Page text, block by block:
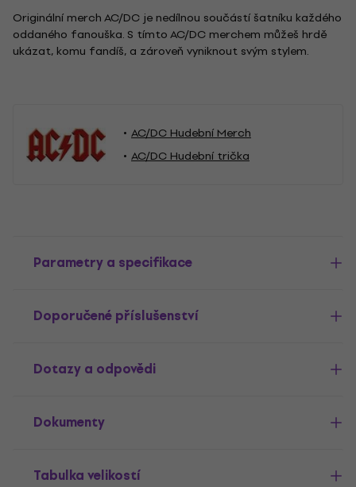
Originální merch AC/DC je nedílnou součástí šatníku každého
oddaného fanouška. S tímto AC/DC merchem můžeš hrdě
ukázat, komu fandíš, a zároveň vyniknout svým stylem.
AC/DC Hudební Merch
AC/DC Hudební trička
Parametry a specifikace
Doporučené příslušenství
Dotazy a odpovědi
Dokumenty
Tabulka velikostí